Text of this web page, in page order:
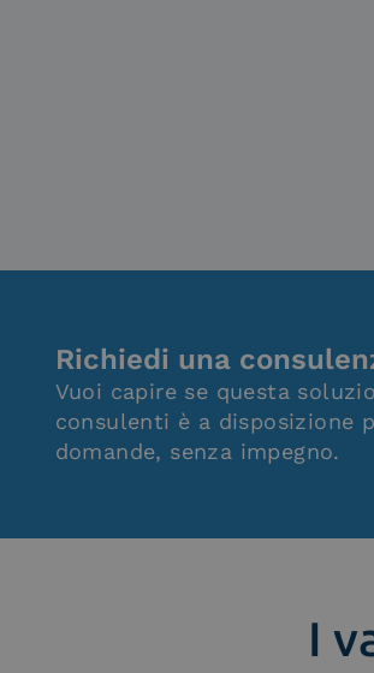
Richiedi una
Vuoi capire se questa
consulenti è a disposizione
domande, senza impegno.
I